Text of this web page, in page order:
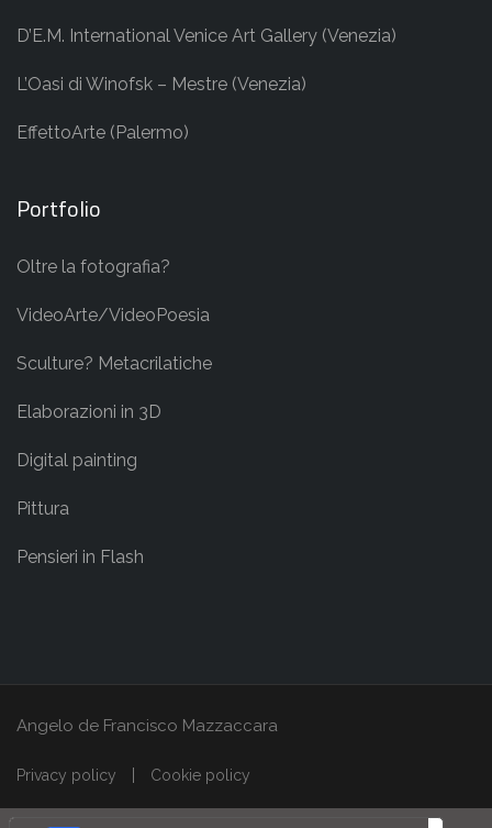
D’E.M. International Venice Art Gallery (Venezia)
L’Oasi di Winofsk – Mestre (Venezia)
EffettoArte (Palermo)
Portfolio
Oltre la fotografia?
VideoArte/VideoPoesia
Sculture? Metacrilatiche
Elaborazioni in 3D
Digital painting
Pittura
Pensieri in Flash
Angelo de Francisco Mazzaccara
Privacy policy Cookie policy